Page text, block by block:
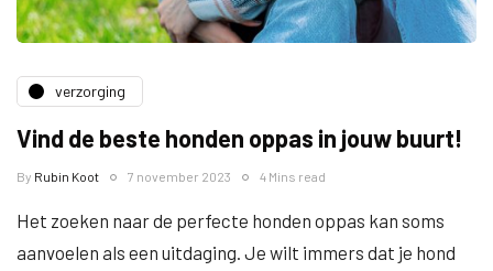
verzorging
Vind de beste honden oppas in jouw buurt!
By Rubin Koot 7 november 2023 4 Mins read
Het zoeken naar de perfecte honden oppas kan soms
aanvoelen als een uitdaging. Je wilt immers dat je hond